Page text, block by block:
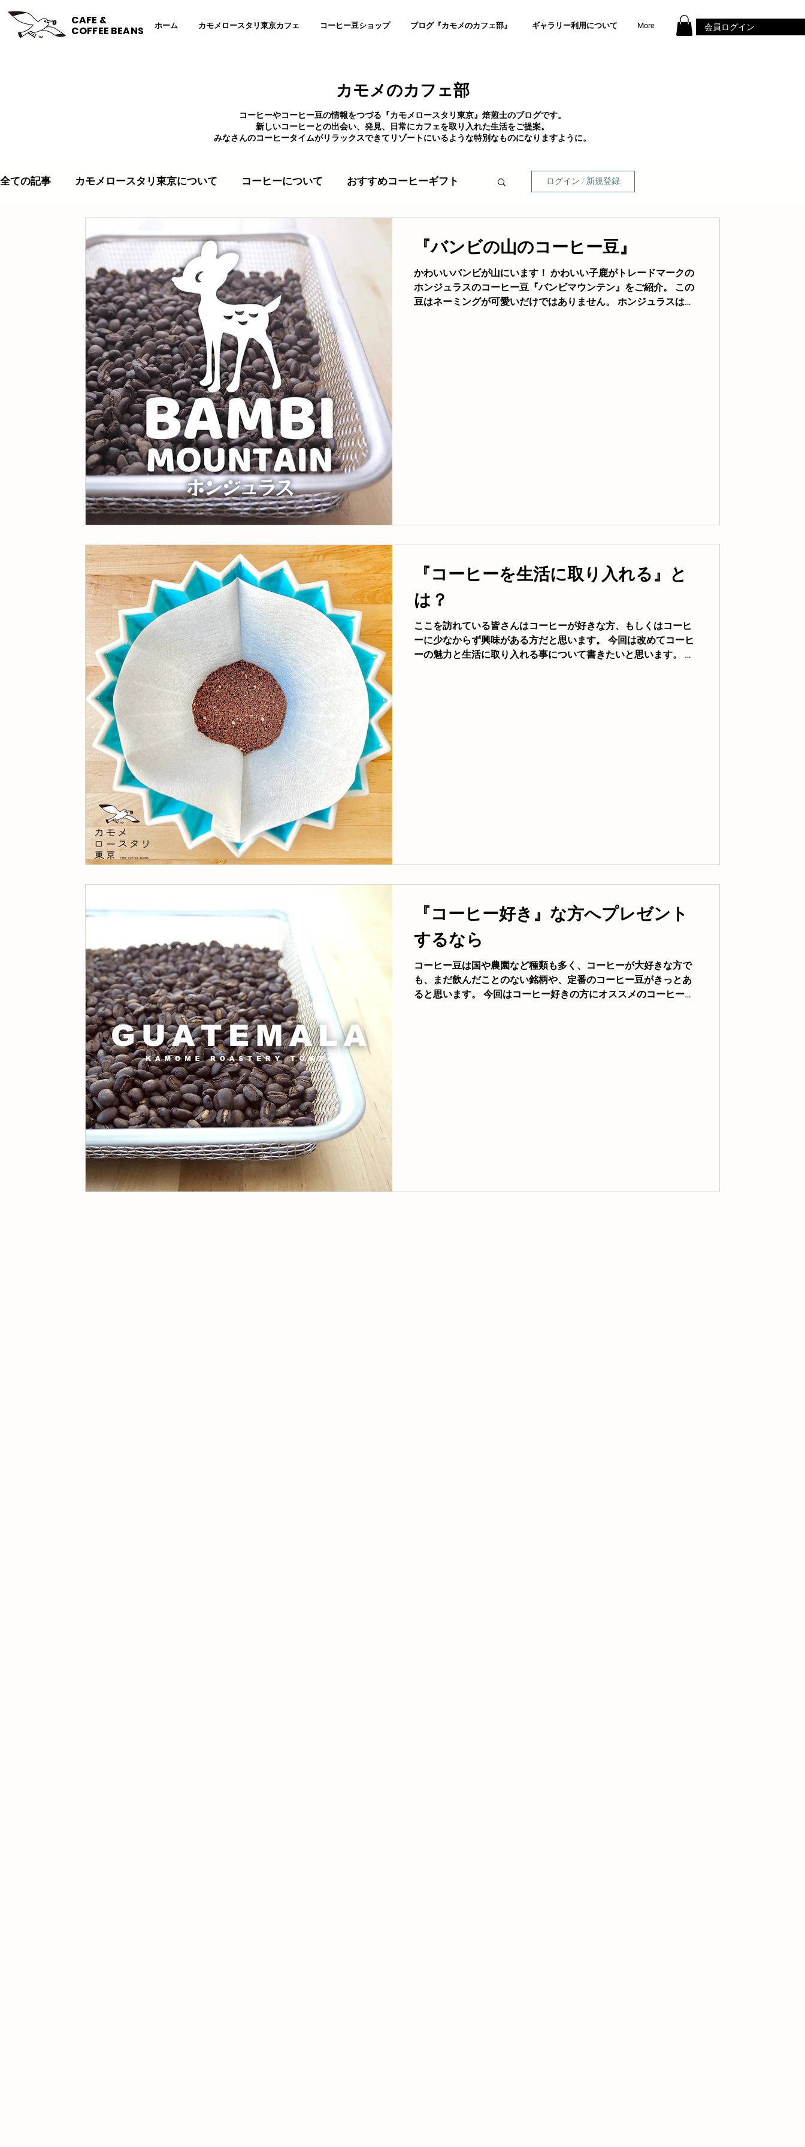
ホーム カモメロースタリ東京カフェ コーヒー豆ショップ ブログ『カモメのカフェ部』 ギャラリー利用について More
CAFE &
COFFEE BEANS 会員ログイン
カモメのカフェ部
コーヒーやコーヒー豆の情報をつづる『カモメロースタリ東京』焙煎士のブログです。
新しいコーヒーとの出会い、発見、日常にカフェを取り入れた生活をご提案。
みなさんのコーヒータイムがリラックスできてリゾートにいるような特別なものになりますように。
全ての記事 カモメロースタリ東京について コーヒーについて おすすめコーヒーギフト
カモメロースタリ東京カフェ ギャラリー 展示 コーヒーメニュー
カフェ雑貨 ギフト こち亀 イベント
ログイン / 新規登録
『バンビの山のコーヒー豆』
かわいいバンビが山にいます！ かわいい子鹿がトレードマークの
ホンジュラスのコーヒー豆『バンビマウンテン』をご紹介。 この
豆はネーミングが可愛いだけではありません。 ホンジュラスは北
『コーヒーを生活に取り入れる』と
は？
ここを訪れている皆さんはコーヒーが好きな方、もしくはコーヒ
ーに少なからず興味がある方だと思います。 今回は改めてコーヒ
ーの魅力と生活に取り入れる事について書きたいと思います。 コ
『コーヒー好き』な方へプレゼント
するなら
コーヒー豆は国や農園など種類も多く、コーヒーが大好きな方で
も、まだ飲んだことのない銘柄や、定番のコーヒー豆がきっとあ
ると思います。 今回はコーヒー好きの方にオススメのコーヒー豆